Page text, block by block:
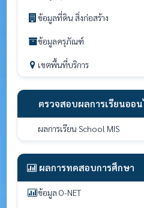
ข้อมูลที่ดิน สิ่งก่อสร้าง
ข้อมูลครุภัณฑ์
เขตพื้นที่บริการ
ตรวจสอบผลการเรียนออ
ผลการเรียน School MIS
ผลการทดสอบการศึกษา
ข้อมูล O-NET